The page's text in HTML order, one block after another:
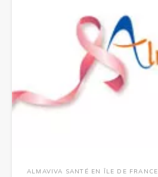
ALMAVIVA SANTÉ EN ÎLE DE FRANCE